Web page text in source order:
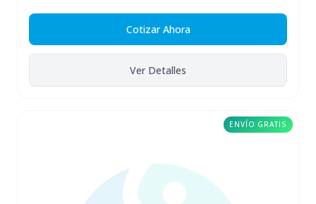
Cotizar Ahora
Ver Detalles
ENVÍO GRATIS